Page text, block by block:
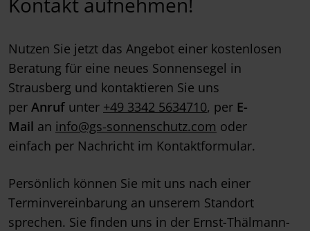
Nutzen Sie jetzt das Angebot einer kostenlosen
Beratung für eine neues Sonnensegel in
Strausberg und kontaktieren Sie uns
per Anruf unter +49 3342 5634710, per E-
Mail an info@gs-sonnenschutz.com oder
einfach per Nachricht im Kontaktformular.
Persönlich können Sie mit uns nach einer
Terminvereinbarung an unserem Standort
sprechen. Sie finden uns in der Ernst-Thälmann-